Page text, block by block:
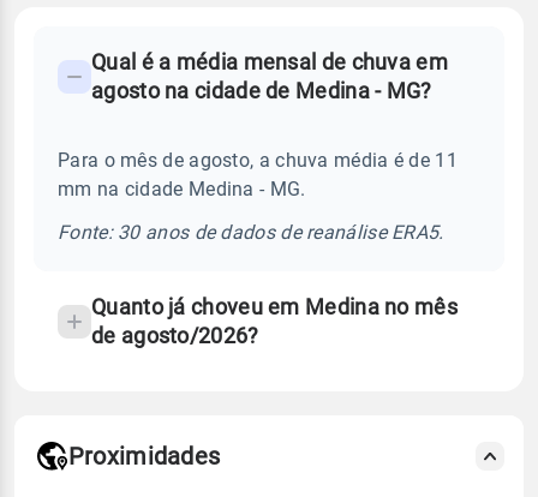
Perguntas
sobre
chuva
Qual é a média mensal de chuva em
agosto na cidade de Medina - MG?
Para o mês de agosto, a chuva média é de 11
mm na cidade Medina - MG.
Fonte: 30 anos de dados de reanálise ERA5.
Quanto já choveu em Medina no mês
de agosto/2026?
Proximidades